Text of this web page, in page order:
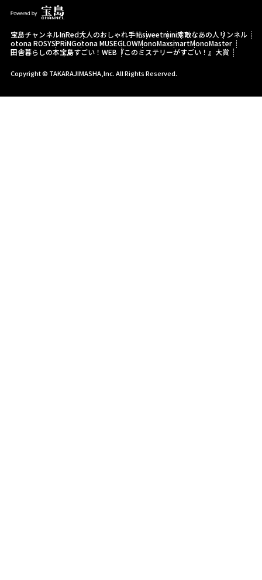
宝島チャンネルInRed大人のおしゃれ手帖sweetmini素敵なあの人 リンネル
otona ROSYSPRiNGotona MUSEGLOWMonoMaxsmartMonoMaster
田舎暮らしの本宝島すごい！WEB 『このミステリーがすごい！』大賞
Copyright © TAKARAJIMASHA,Inc. All Rights Reserved.